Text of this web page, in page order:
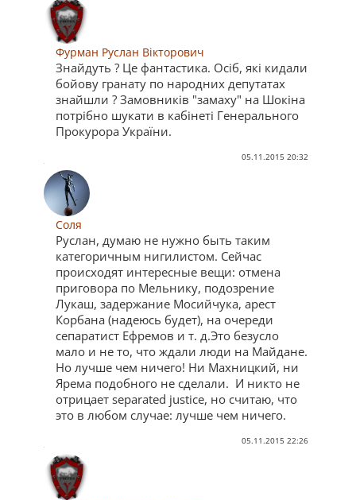
Фурман Руслан Вікторович
Знайдуть ? Це фантастика. Осіб, які кидали
бойову гранату по народних депутатах
знайшли ? Замовників "замаху" на Шокіна
потрібно шукати в кабінеті Генерального
Прокурора України.
05.11.2015 20:32
Соля
Руслан, думаю не нужно быть таким
категоричным нигилистом. Сейчас
происходят интересные вещи: отмена
приговора по Мельнику, подозрение
Лукаш, задержание Мосийчука, арест
Корбана (надеюсь будет), на очереди
сепаратист Ефремов и т. д.Это безусло
мало и не то, что ждали люди на Майдане.
Но лучше чем ничего! Ни Махницкий, ни
Ярема подобного не сделали. И никто не
отрицает separated justice, но считаю, что
это в любом случае: лучше чем ничего.
05.11.2015 22:26